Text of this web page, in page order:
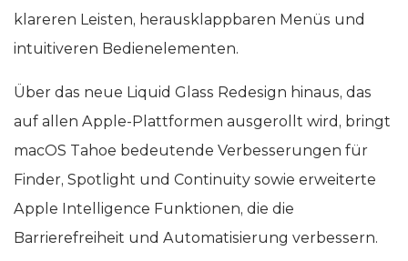
klareren Leisten, herausklappbaren Menüs und
intuitiveren Bedienelementen.
Über das neue Liquid Glass Redesign hinaus, das
auf allen Apple-Plattformen ausgerollt wird, bringt
macOS Tahoe bedeutende Verbesserungen für
Finder, Spotlight und Continuity sowie erweiterte
Apple Intelligence Funktionen, die die
Barrierefreiheit und Automatisierung verbessern.